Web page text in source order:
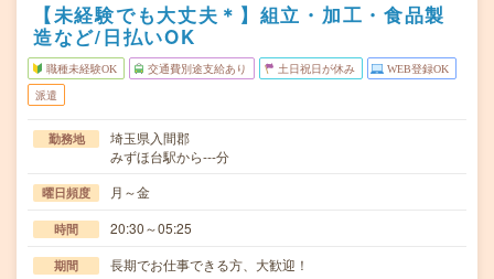
【未経験でも大丈夫＊】組立・加工・食品製
造など/日払いOK
職種未経験OK 交通費別途支給あり 土日祝日が休み WEB登録OK
派遣
勤務地
埼玉県入間郡
みずほ台駅から---分
曜日頻度 月～金
時間 20:30～05:25
期間 長期でお仕事できる方、大歓迎！